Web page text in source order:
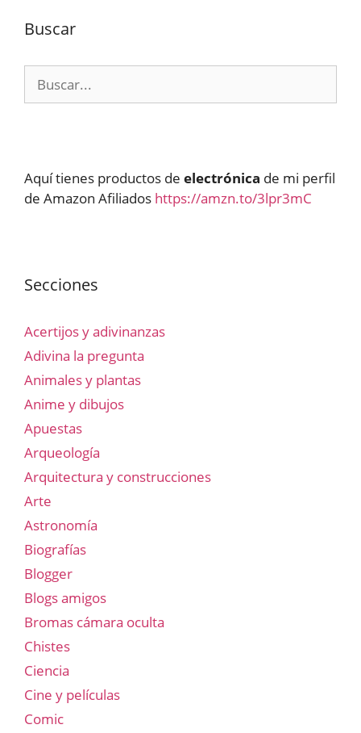
Buscar
Aquí tienes productos de electrónica de mi perfil
de Amazon Afiliados https://amzn.to/3lpr3mC
Secciones
Acertijos y adivinanzas
Adivina la pregunta
Animales y plantas
Anime y dibujos
Apuestas
Arqueología
Arquitectura y construcciones
Arte
Astronomía
Biografías
Blogger
Blogs amigos
Bromas cámara oculta
Chistes
Ciencia
Cine y películas
Comic